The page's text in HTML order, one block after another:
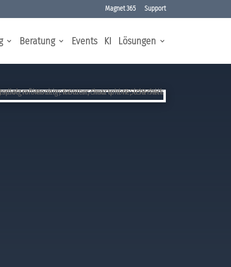
Magnet 365 Support
Beratung Events KI Lösungen